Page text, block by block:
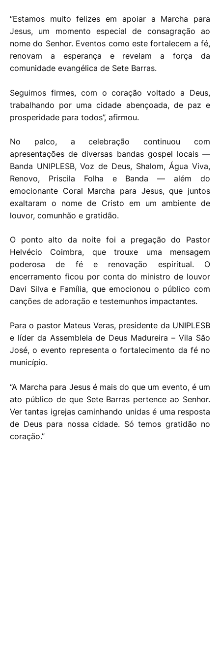
“Estamos muito felizes em apoiar a Marcha para
Jesus, um momento especial de consagração ao
nome do Senhor. Eventos como este fortalecem a fé,
renovam a esperança e revelam a força da
comunidade evangélica de Sete Barras.
Seguimos firmes, com o coração voltado a Deus,
trabalhando por uma cidade abençoada, de paz e
prosperidade para todos”, afirmou.
No palco, a celebração continuou com
apresentações de diversas bandas gospel locais —
Banda UNIPLESB, Voz de Deus, Shalom, Água Viva,
Renovo, Priscila Folha e Banda — além do
emocionante Coral Marcha para Jesus, que juntos
exaltaram o nome de Cristo em um ambiente de
louvor, comunhão e gratidão.
O ponto alto da noite foi a pregação do Pastor
Helvécio Coimbra, que trouxe uma mensagem
poderosa de fé e renovação espiritual. O
encerramento ficou por conta do ministro de louvor
Davi Silva e Família, que emocionou o público com
canções de adoração e testemunhos impactantes.
Para o pastor Mateus Veras, presidente da UNIPLESB
e líder da Assembleia de Deus Madureira – Vila São
José, o evento representa o fortalecimento da fé no
município.
“A Marcha para Jesus é mais do que um evento, é um
ato público de que Sete Barras pertence ao Senhor.
Ver tantas igrejas caminhando unidas é uma resposta
de Deus para nossa cidade. Só temos gratidão no
coração.”